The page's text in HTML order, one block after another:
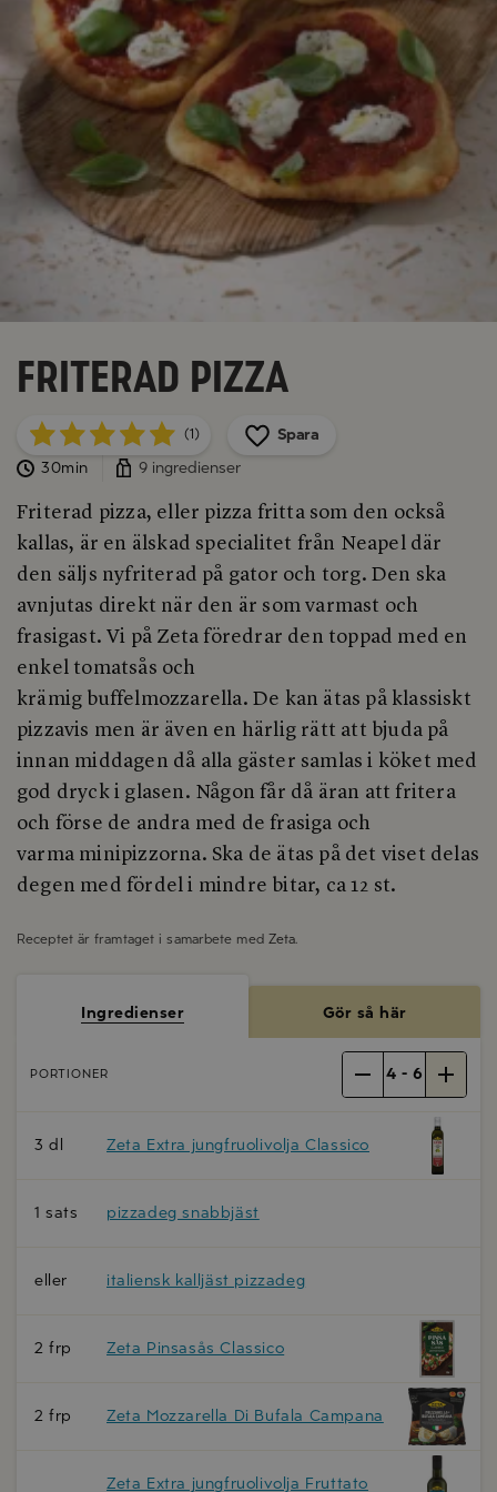
Friterad pizza
(1)
Spara
30min
9 ingredienser
Friterad pizza, eller pizza fritta som den också
kallas, är en älskad specialitet från Neapel där
den säljs nyfriterad på gator och torg. Den ska
avnjutas direkt när den är som varmast och
frasigast.Vi på Zeta föredrar den toppad med en
enkel tomatsås och
krämig buffelmozzarella.De kan ätas på klassis kt
pizzavis men är även en härlig rätt att bjuda på
innan middagen då alla gäster samlas i köket med
god dryck i glasen . Någon får då äran att fritera
och förse de andra med de frasiga och
varma minipizzorna. Ska de ätas på det viset delas
degen med fördel i mindre bitar, ca 12 st.
Receptet är framtaget i samarbete med Zeta
Ingredienser Gör så här
PORTIONER 4 - 6
3 dl Zeta Extra jungfruolivolja Classico
1 sats pizzadeg snabbjäst
eller italiensk kalljäst pizzadeg
2 frp Zeta Pinsasås Classico
2 frp Zeta Mozzarella Di Bufala Campana
Zeta Extra jungfruolivolja Fruttato